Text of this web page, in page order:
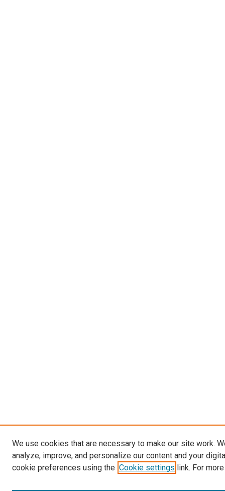
We use cookies that are necessary to make our site work.
analyze, improve, and personalize our content and your
cookie preferences using the Cookie settings link. For